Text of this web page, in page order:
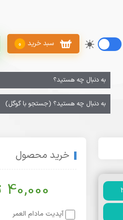
سبد خرید 0
خرید محصول
40,000 تومان
آپدیت مادام العمر